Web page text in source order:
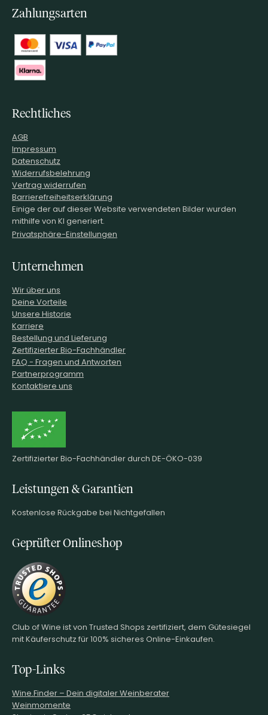
Zahlungsarten
Rechtliches
AGB
Impressum
Datenschutz
Widerrufsbelehrung
Vertrag widerrufen
Barrierefreiheitserklärung
Einige der auf dieser Website verwendeten Bilder wurden
mithilfe von KI generiert.
Privatsphäre-Einstellungen
Unternehmen
Wir über uns
Deine Vorteile
Unsere Historie
Karriere
Bestellung und Lieferung
Zertifizierter Bio-Fachhändler
FAQ - Fragen und Antworten
Partnerprogramm
Kontaktiere uns
Zertifizierter Bio-Fachhändler durch DE-ÖKO-039
Leistungen & Garantien
Kostenlose Rückgabe bei Nichtgefallen
Geprüfter Onlineshop
Club of Wine ist von Trusted Shops zertifiziert, dem Gütesiegel
mit Käuferschutz für 100% sicheres Online-Einkaufen.
Top-Links
Wine.Finder – Dein digitaler Weinberater
Weinmomente